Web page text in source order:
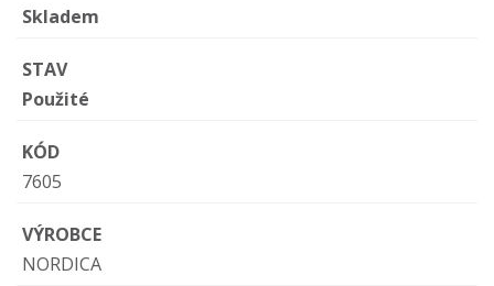
Skladem
STAV
Použité
KÓD
7605
VÝROBCE
NORDICA